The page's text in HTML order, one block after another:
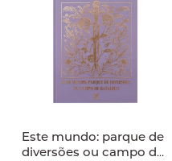
Este mundo: parque de
diversões ou campo de